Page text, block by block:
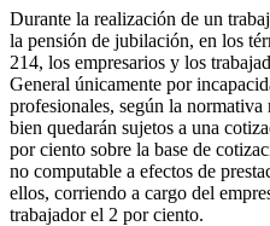
Durante la realización de un
la pensión de jubilación, en los
214, los empresarios y los
General únicamente por
profesionales, según la
bien quedarán sujetos a una
por ciento sobre la base de
no computable a efectos de
ellos, corriendo a cargo del
trabajador el 2 por ciento.